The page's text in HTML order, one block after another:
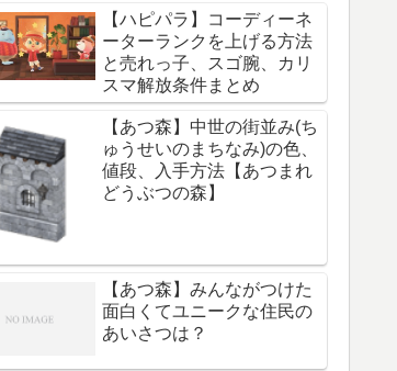
【ハピパラ】コーディーネ
ーターランクを上げる方法
と売れっ子、スゴ腕、カリ
スマ解放条件まとめ
【あつ森】中世の街並み(ち
ゅうせいのまちなみ)の色、
値段、入手方法【あつまれ
どうぶつの森】
【あつ森】みんながつけた
面白くてユニークな住民の
あいさつは？